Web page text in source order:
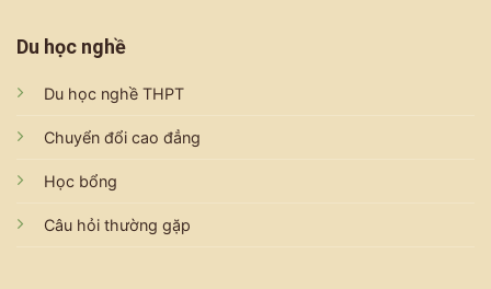
Du học nghề
Du học nghề THPT
Chuyển đổi cao đẳng
Học bổng
Câu hỏi thường gặp